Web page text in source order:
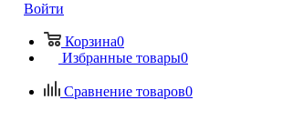
Войти
Корзина0
Избранные товары0
Сравнение товаров0